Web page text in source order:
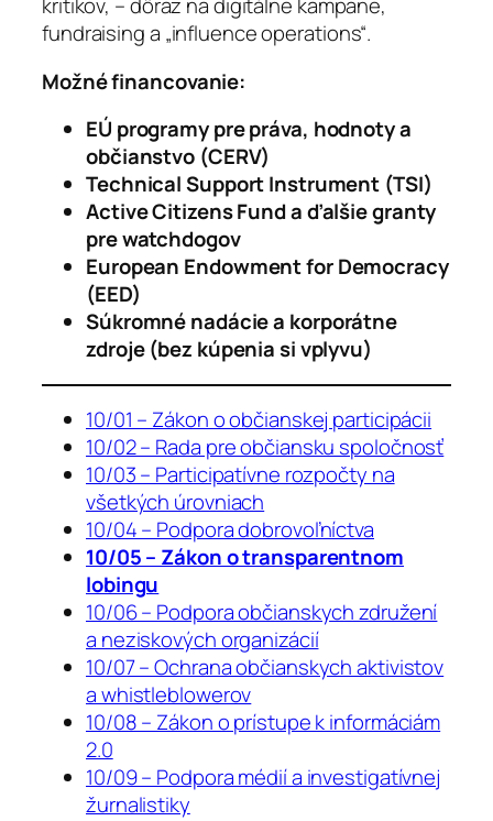
kritikov, – dôraz na digitálne kampane,
fundraising a „influence operations“.
Možné financovanie:
EÚ programy pre práva, hodnoty a
občianstvo (CERV)
Technical Support Instrument (TSI)
Active Citizens Fund a ďalšie granty
pre watchdogov
European Endowment for Democracy
(EED)
Súkromné nadácie a korporátne
zdroje (bez kúpenia si vplyvu)
10/01 – Zákon o občianskej participácii
10/02 – Rada pre občiansku spoločnosť
10/03 – Participatívne rozpočty na
všetkých úrovniach
10/04 – Podpora dobrovoľníctva
10/05 – Zákon o transparentnom
lobingu
10/06 – Podpora občianskych združení
a neziskových organizácií
10/07 – Ochrana občianskych aktivistov
a whistleblowerov
10/08 – Zákon o prístupe k informáciám
2.0
10/09 – Podpora médií a investigatívnej
žurnalistiky